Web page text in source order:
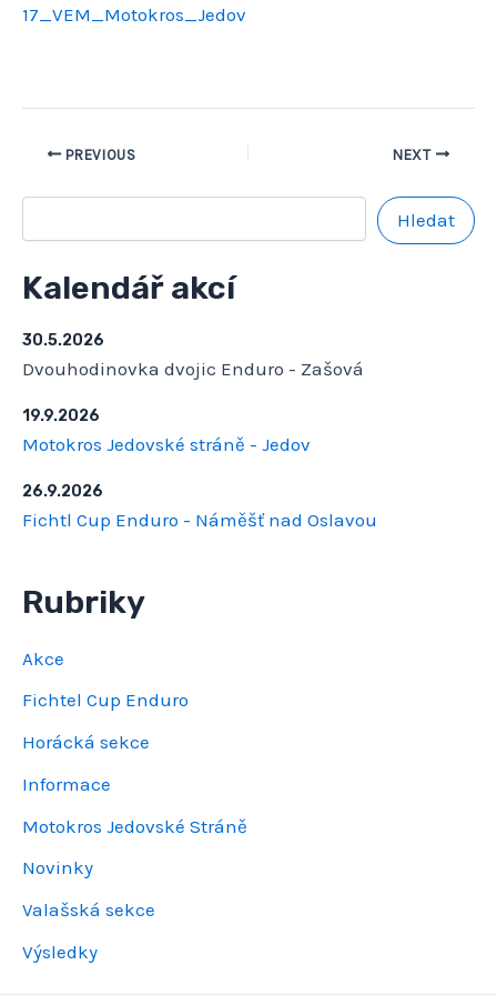
17_VEM_Motokros_Jedov
PREVIOUS NEXT
Hledat
Kalendář akcí
30.5.2026
Dvouhodinovka dvojic Enduro - Zašová
19.9.2026
Motokros Jedovské stráně - Jedov
26.9.2026
Fichtl Cup Enduro - Náměšť nad Oslavou
Rubriky
Akce
Fichtel Cup Enduro
Horácká sekce
Informace
Motokros Jedovské Stráně
Novinky
Valašská sekce
Výsledky